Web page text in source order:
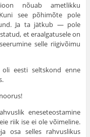
nõuab ametlikku
see põhimõte pole
Ja ta jätkub — pole
et eraalgatusele on
selle riigivõimu
eesti seltskond enne
eneseteosta­mine
riik ise ei ole võimeline.
osa selles rahvuslikus